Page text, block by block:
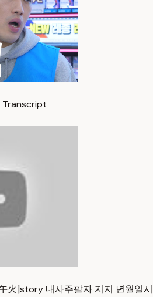
Transcript
火]story 내사주팔자 지지 년월일시